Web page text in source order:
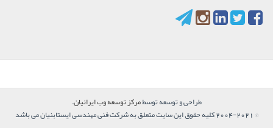
طراحی و توسعه توسطمرکز توسعه وب ایرانیان.
© 2004-2021 کلیه حقوق این سایت متعلق به شرکت فنی مهندسی ایستابنیان می باشد